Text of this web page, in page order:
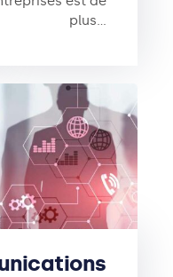
plus…